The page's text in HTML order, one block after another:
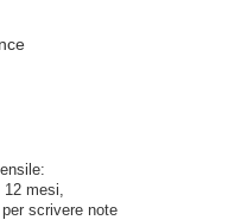
:
mesi,
scrivere note